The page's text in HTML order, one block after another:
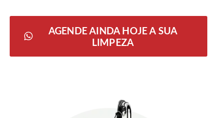
AGENDE AINDA HOJE A SUA
LIMPEZA